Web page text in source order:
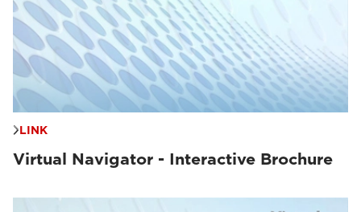
LINK
Virtual Navigator - Interactive Brochure